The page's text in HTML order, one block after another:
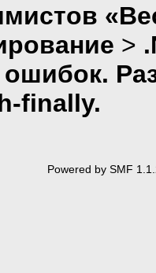
>
finally.
Powered by SMF